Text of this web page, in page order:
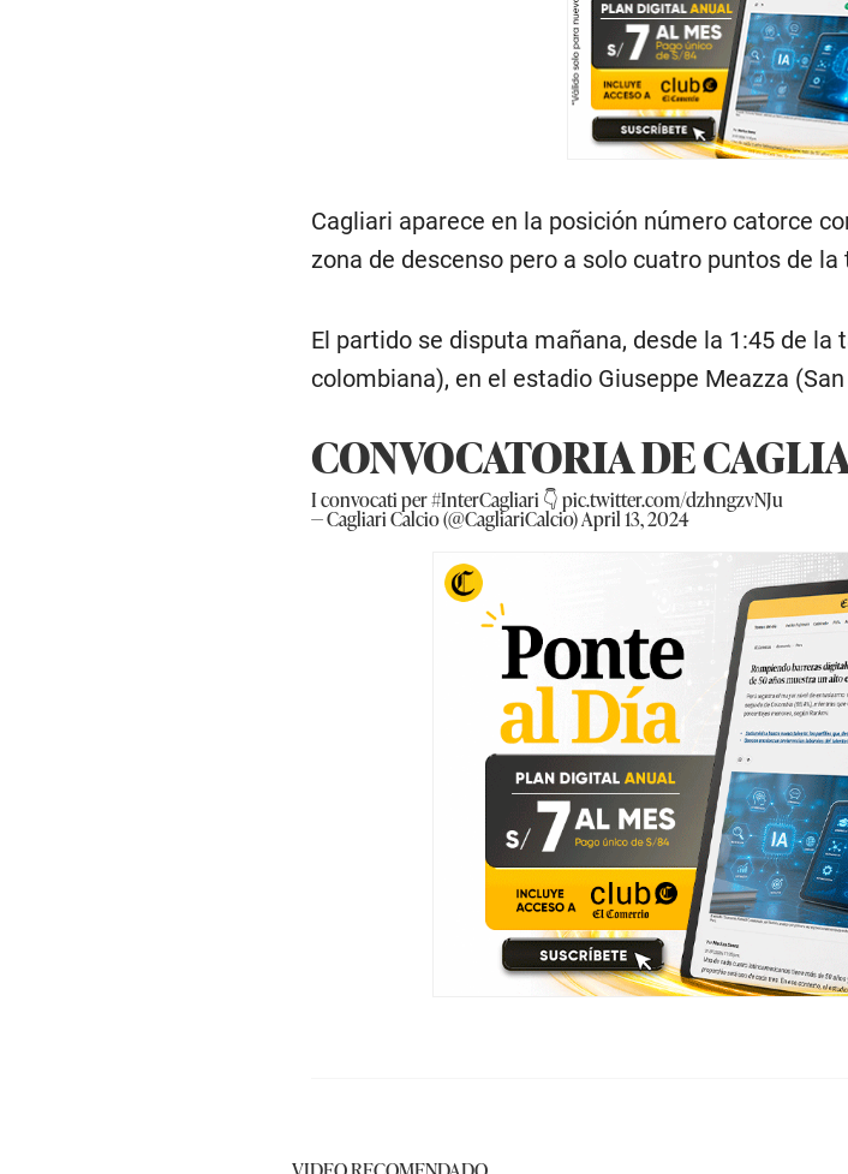
Cagliari aparece en la posición número catorce
zona de descenso pero a solo cuatro puntos de
El partido se disputa mañana, desde la 1:45 de la
colombiana), en el estadio Giuseppe Meazza
CONVOCATORIA DE
I convocati per#InterCagliari 👇pic.twitter.com/dzhngzvNJu
— Cagliari Calcio (@CagliariCalcio)April 13, 2024